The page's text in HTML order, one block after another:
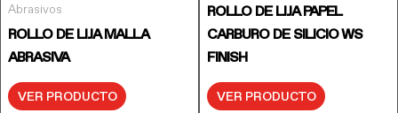
Abrasivos
ROLLO DE LIJA MALLA
ABRASIVA
VER PRODUCTO
ROLLO DE LIJA PAPEL
CARBURO DE SILICIO WS
FINISH
VER PRODUCTO